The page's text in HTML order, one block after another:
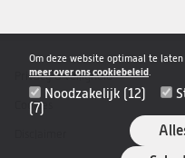
Om deze website optimaal te
meer over ons cookiebeleid.
Noodzakelijk (12)
(7)
Disclaimer
navigatie
Privacy & veiligheid
Cookies